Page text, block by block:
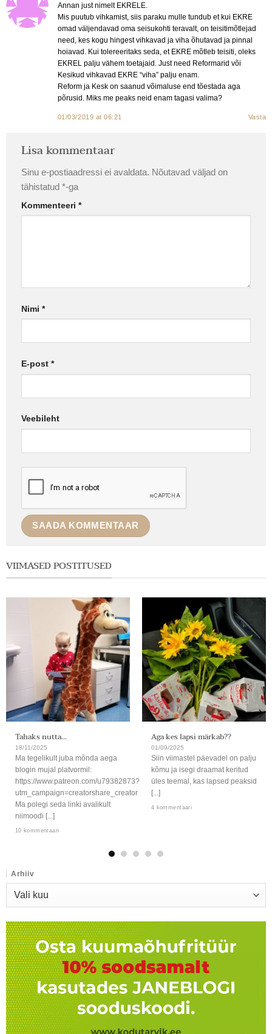
Annan just nimelt EKRELE.
Mis puutub vihkamist, siis paraku mulle tundub et kui EKRE
omad väljendavad oma seisukohti teravalt, on teisitimõtlejad
need, kes kogu hingest vihkavad ja viha õhutavad ja pinnal
hoiavad. Kui tolereeritaks seda, et EKRE mõtleb teisiti, oleks
EKREL palju vähem toetajaid. Just need Reformarid või
Kesikud vihkavad EKRE “viha” palju enam.
Reform ja Kesk on saanud võimaluse end tõestada aga
põrusid. Miks me peaks neid enam tagasi valima?
01/03/2019 at 06:21 Vasta
Lisa kommentaar
Sinu e-postiaadressi ei avaldata. Nõutavad väljad on
tähistatud *-ga
Kommenteeri *
Nimi *
E-post *
Veebileht
VIIMASED POSTITUSED
Tahaks nutta…
18/11/2025
Ma tegelikult juba mõnda aega
blogin mujal platvormil:
https://www.patreon.com/u79382873?
utm_campaign=creatorshare_creator
Ma polegi seda linki avalikult
niimoodi [...]
10 kommentaari
Aga kes lapsi märkab??
01/09/2025
Siin viimastel päevadel on palju
kõmu ja isegi draamat keritud
üles teemal, kas lapsed peaksid
[...]
4 kommentaari
Arhiiv
Arhiiv